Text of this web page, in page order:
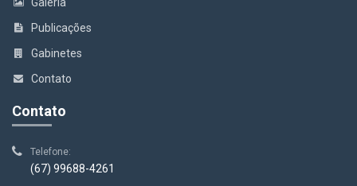
Publicações
Gabinetes
Contato
Contato
Telefone:
(67) 99688-4261